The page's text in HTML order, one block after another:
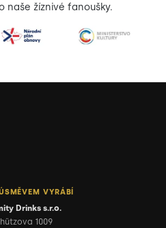
naše žíznivé fanoušky.
VYRÁBÍ
Drinks s.r.o.
1009